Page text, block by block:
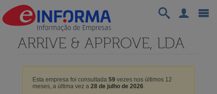
ARRIVE & APPROVE, LDA
Esta empresa foi consultada 59 vezes nos últimos 12
meses, a última vez a 28 de julho de 2026.